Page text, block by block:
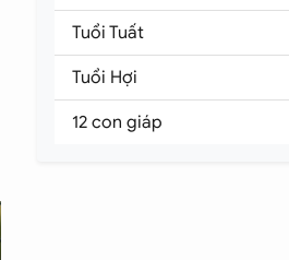
Tuổi Tuất
Tuổi Hợi
12 con giáp